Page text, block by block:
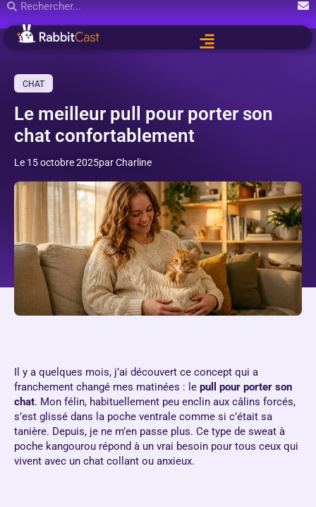
CHAT
Le meilleur pull pour porter son
chat confortablement
Le 15 octobre 2025par Charline
Il y a quelques mois, j’ai découvert ce concept qui a
franchement changé mes matinées : le pull pour porter son
chat. Mon félin, habituellement peu enclin aux câlins forcés,
s’est glissé dans la poche ventrale comme si c’était sa
tanière. Depuis, je ne m’en passe plus. Ce type de sweat à
poche kangourou répond à un vrai besoin pour tous ceux qui
vivent avec un chat collant ou anxieux.